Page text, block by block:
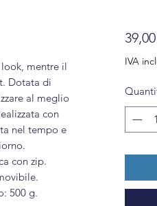
mentre il
Dotata di
al meglio
con
nel tempo e
con zip.
500 g.
IVA